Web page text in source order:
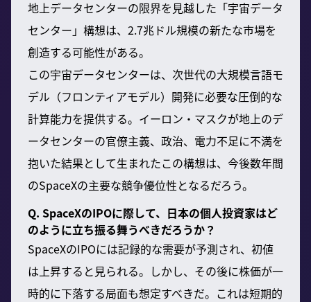
地上データセンターの限界を見越した「宇宙データ
センター」構想は、2.7兆ドル規模の新たな市場を
創造する可能性がある。
この宇宙データセンターは、次世代の大規模言語モ
デル（フロンティアモデル）開発に必要な圧倒的な
計算能力を提供する。イーロン・マスクが地上のデ
ータセンターの官僚主義、政治、電力不足に不満を
抱いた結果として生まれたこの構想は、今後数年間
のSpaceXの主要な競争優位性となるだろう。
Q. SpaceXのIPOに際して、日本の個人投資家はど
のように立ち振る舞うべきだろうか？
SpaceXのIPOには記録的な需要が予測され、初値
は上昇すると見られる。しかし、その後に株価が一
時的に下落する局面も想定すべきだ。これは短期的